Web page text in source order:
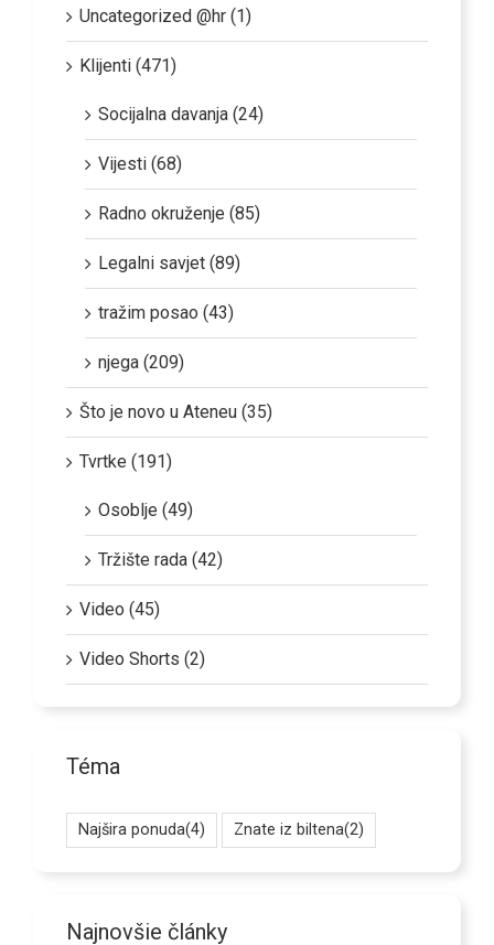
Uncategorized @hr (1)
Klijenti (471)
Socijalna davanja (24)
Vijesti (68)
Radno okruženje (85)
Legalni savjet (89)
tražim posao (43)
njega (209)
Što je novo u Ateneu (35)
Tvrtke (191)
Osoblje (49)
Tržište rada (42)
Video (45)
Video Shorts (2)
Téma
Najšira ponuda(4) Znate iz biltena(2)
Najnovšie články